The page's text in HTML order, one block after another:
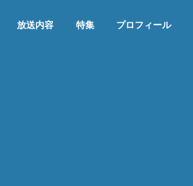
放送内容 特集 プロフィール